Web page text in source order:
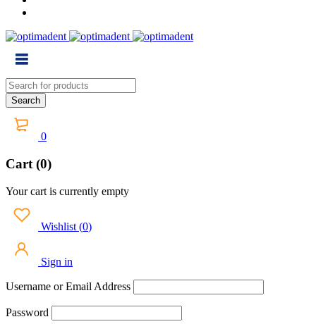
0
Cart (0)
Your cart is currently empty
Wishlist (0)
Sign in
Username or Email Address
Password